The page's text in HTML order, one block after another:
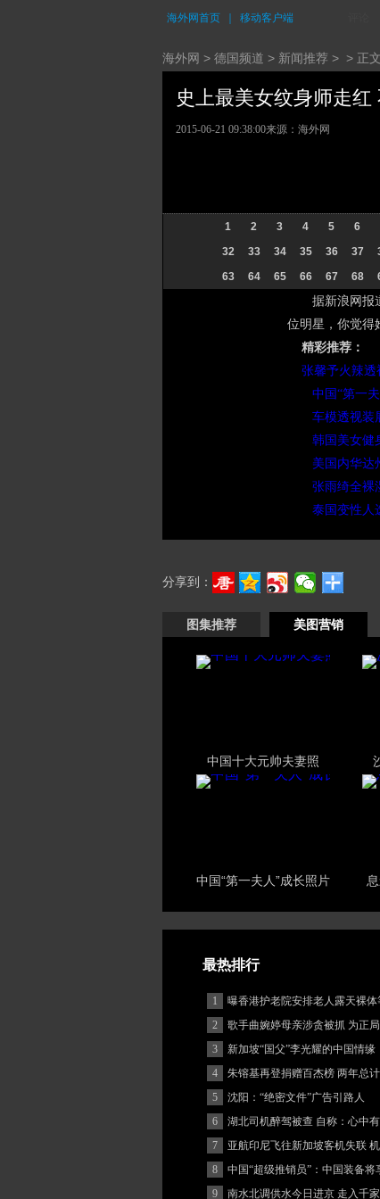
海外网首页 移动客户端
海外网 > 德国频道 > 新闻推荐 > > 正文
史上最美女纹身师走
2015-06-21 09:38:00来源：海外网
1 2 3 4 5 6
32
33 34 35 36 37
63
64 65 66 67 68
据新浪网报
位明星，你觉得
精彩推荐：
张馨予火辣
中国“第一
车模透视装
韩国美女健
美国内华达
张雨绮全裸
泰国变性人
分享到：
图集推荐 美图营销
中国十大元帅夫妻照
中国“第一夫人”成长照片
最热排行
1
曝香港护老院安排老人露天裸体
2
歌手曲婉婷母亲涉贪被抓 为正
3
新加坡“国父”李光耀的中国情缘
4
朱镕基再登捐赠百杰榜 两年总
5
沈阳：“绝密文件”广告引路人
6
湖北司机醉驾被查 自称：心中
(图)
7
亚航印尼飞往新加坡客机失联
客
8
中国“超级推销员”：中国装备将
9
南水北调供水今日进京 走入千